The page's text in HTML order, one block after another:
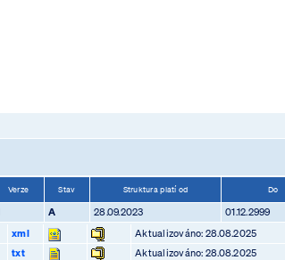
Verze Stav Struktura platí od Do
A 28.09.2023
01.12.2999
xml
Aktualizováno: 28.08.2025
txt
Aktualizováno: 28.08.2025